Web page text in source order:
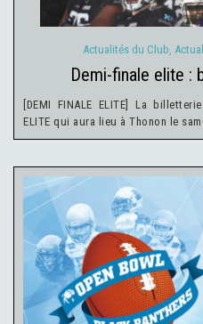
Actualités du Club
demi-finale elite
[DEMI FINALE ELITE] La
ELITE qui aura lieu à Thonon le
Actualités du Club